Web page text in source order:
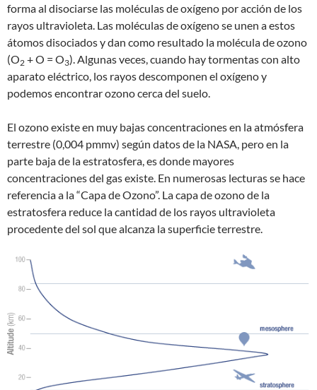
forma al disociarse las moléculas de oxígeno por acción de los
rayos ultravioleta. Las moléculas de oxígeno se unen a estos
átomos disociados y dan como resultado la molécula de ozono
(O2 + O = O3). Algunas veces, cuando hay tormentas con alto
aparato eléctrico, los rayos descomponen el oxígeno y
podemos encontrar ozono cerca del suelo.
El ozono existe en muy bajas concentraciones en la atmósfera
terrestre (0,004 pmmv) según datos de la NASA, pero en la
parte baja de la estratosfera, es donde mayores
concentraciones del gas existe. En numerosas lecturas se hace
referencia a la “Capa de Ozono”. La capa de ozono de la
estratosfera reduce la cantidad de los rayos ultravioleta
procedente del sol que alcanza la superficie terrestre.